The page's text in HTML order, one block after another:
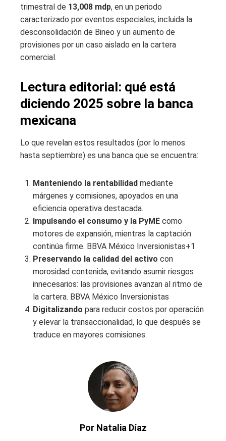
trimestral de 13,008 mdp, en un periodo
caracterizado por eventos especiales, incluida la
desconsolidación de Bineo y un aumento de
provisiones por un caso aislado en la cartera
comercial.
Lectura editorial: qué está
diciendo 2025 sobre la banca
mexicana
Lo que revelan estos resultados (por lo menos
hasta septiembre) es una banca que se encuentra:
Manteniendo la rentabilidad mediante
márgenes y comisiones, apoyados en una
eficiencia operativa destacada.
Impulsando el consumo y la PyME como
motores de expansión, mientras la captación
continúa firme. BBVA México Inversionistas+1
Preservando la calidad del activo con
morosidad contenida, evitando asumir riesgos
innecesarios: las provisiones avanzan al ritmo de
la cartera. BBVA México Inversionistas
Digitalizando para reducir costos por operación
y elevar la transaccionalidad, lo que después se
traduce en mayores comisiones.
Por Natalia Díaz